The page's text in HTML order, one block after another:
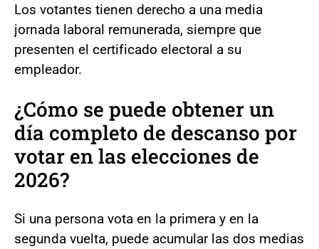
Los votantes tienen derecho a una media
jornada laboral remunerada, siempre que
presenten el certificado electoral a su
empleador.
¿Cómo se puede obtener un
día completo de descanso por
votar en las elecciones de
2026?
Si una persona vota en la primera y en la
segunda vuelta, puede acumular las dos medias